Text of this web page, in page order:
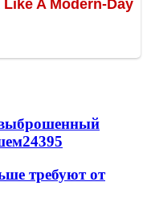
24395
требуют от